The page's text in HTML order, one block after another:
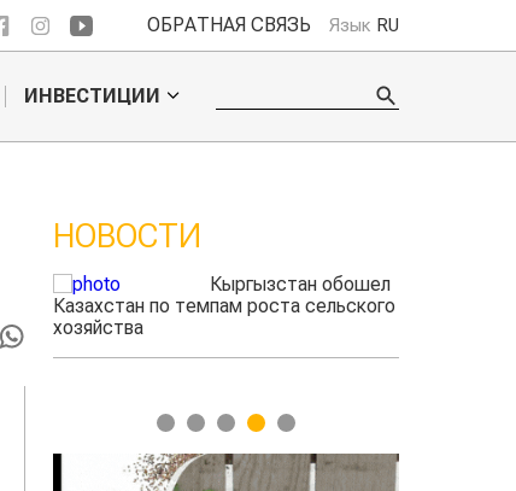
ОБРАТНАЯ СВЯЗЬ Язык RU
ИНВЕСТИЦИИ
НОВОСТИ
Ученые нашли
способ повысить
1 2 3 4 5